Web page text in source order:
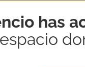
has